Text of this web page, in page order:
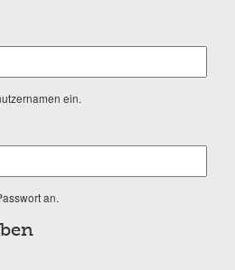
ein.
an.